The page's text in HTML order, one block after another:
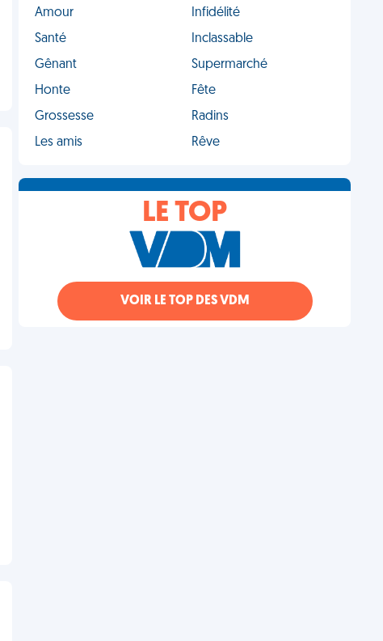
Amour
Infidélité
Santé
Inclassable
Gênant
Supermarché
Honte
Fête
Grossesse
Radins
Les amis
Rêve
LE TOP
VOIR LE TOP DES VDM